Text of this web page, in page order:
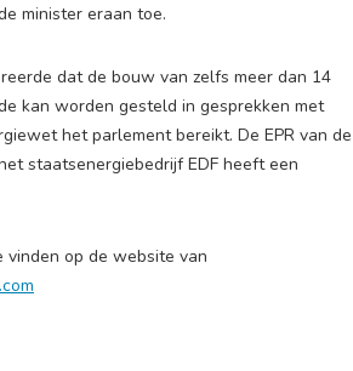
minister eraan toe.
dat de bouw van zelfs meer dan 14
kan worden gesteld in gesprekken met
het parlement bereikt. De EPR van de
staatsenergiebedrijf EDF heeft een
op de website van